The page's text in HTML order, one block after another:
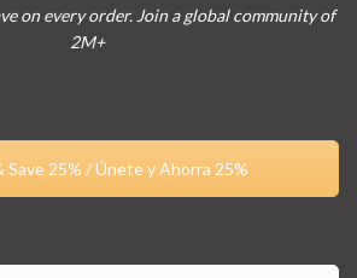
on every order. Join a global community of
2M+
Save 25% / Únete y Ahorra 25%